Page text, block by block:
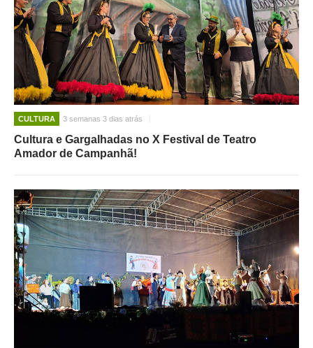
CULTURA 3 semanas 3 dias atrás
Cultura e Gargalhadas no X Festival de Teatro
Amador de Campanhã!